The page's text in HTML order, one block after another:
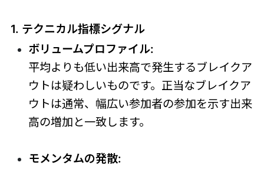
1. テクニカル指標シグナル
ボリュームプロファイル:
平均よりも低い出来高で発生するブレイクア
ウトは疑わしいものです。正当なブレイクア
ウトは通常、幅広い参加者の参加を示す出来
高の増加と一致します。
モメンタムの発散: